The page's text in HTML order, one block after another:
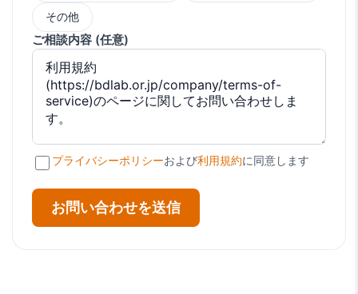
その他
ご相談内容 (任意)
プライバシーポリシーおよび利用規約に同意します
お問い合わせを送信